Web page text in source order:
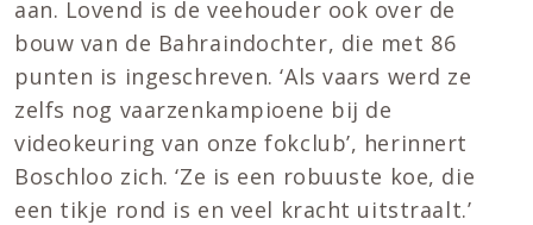
aan. Lovend is de veehouder ook over de
bouw van de Bahraindochter, die met 86
punten is ingeschreven. ‘Als vaars werd ze
zelfs nog vaarzenkampioene bij de
videokeuring van onze fokclub’, herinnert
Boschloo zich. ‘Ze is een robuuste koe, die
een tikje rond is en veel kracht uitstraalt.’